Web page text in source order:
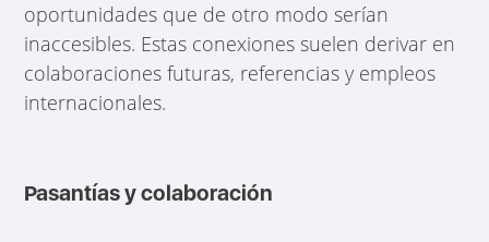
oportunidades que de otro modo serían
inaccesibles. Estas conexiones suelen derivar en
colaboraciones futuras, referencias y empleos
internacionales.
Pasantías y colaboración